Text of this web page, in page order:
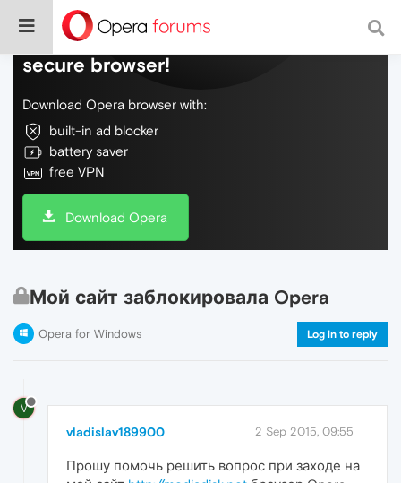
Do more on the web, with a fast and
secure browser!
Download Opera browser with:
built-in ad blocker
battery saver
free VPN
Download Opera
Мой сайт заблокировала Opera
Opera for Windows Log in to reply
V
vladislav189900 2 Sep 2015, 09:55
Прошу помочь решить вопрос при заходе на